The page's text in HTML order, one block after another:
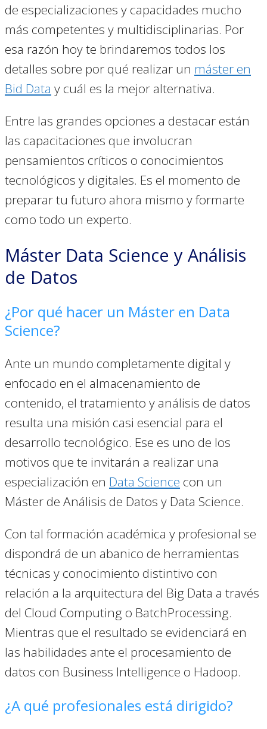
de especializaciones y capacidades mucho
más competentes y multidisciplinarias. Por
esa razón hoy te brindaremos todos los
detalles sobre por qué realizar un máster en
Bid Data y cuál es la mejor alternativa.
Entre las grandes opciones a destacar están
las capacitaciones que involucran
pensamientos críticos o conocimientos
tecnológicos y digitales. Es el momento de
preparar tu futuro ahora mismo y formarte
como todo un experto.
Máster Data Science y Análisis
de Datos
¿Por qué hacer un Máster en Data
Science?
Ante un mundo completamente digital y
enfocado en el almacenamiento de
contenido, el tratamiento y análisis de datos
resulta una misión casi esencial para el
desarrollo tecnológico. Ese es uno de los
motivos que te invitarán a realizar una
especialización en Data Science con un
Máster de Análisis de Datos y Data Science.
Con tal formación académica y profesional se
dispondrá de un abanico de herramientas
técnicas y conocimiento distintivo con
relación a la arquitectura del Big Data a través
del Cloud Computing o BatchProcessing.
Mientras que el resultado se evidenciará en
las habilidades ante el procesamiento de
datos con Business Intelligence o Hadoop.
¿A qué profesionales está dirigido?